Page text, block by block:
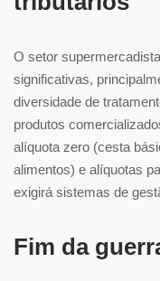
O setor
significativas,
diversidade de
produtos
alíquota zero (cesta
alimentos) e alíquotas
exigirá sistemas de
Fim da